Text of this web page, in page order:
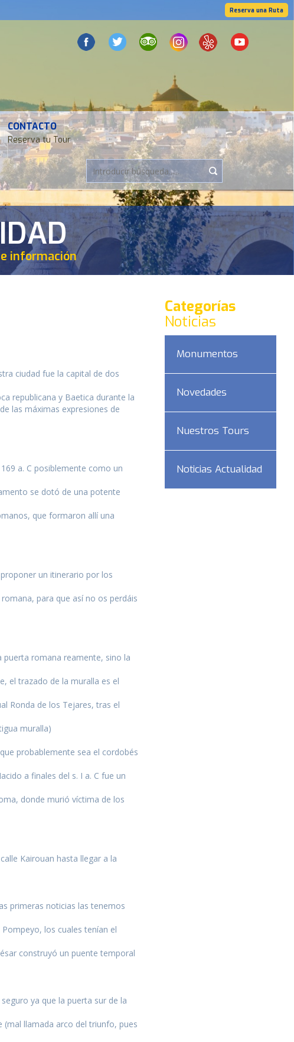
Reserva una Ruta
CONTACTO
Reserva tu Tour
información
información
información
ciudad fue la capital de dos
republicana y Baetica durante la
las máximas expresiones de
a. C posiblemente como un
se dotó de una potente
que formaron allí una
un itinerario por los
para que así no os perdáis
puerta romana reamente, sino la
el trazado de la muralla es el
Ronda de los Tejares, tras el
muralla)
probablemente sea el cordobés
a finales del s. I a. C fue un
donde murió víctima de los
Kairouan hasta llegar a la
primeras noticias las tenemos
los cuales tenían el
construyó un puente temporal
ya que la puerta sur de la
(mal llamada arco del triunfo, pues
Categorías
Noticias
Monumentos
Novedades
Nuestros Tours
Noticias Actualidad